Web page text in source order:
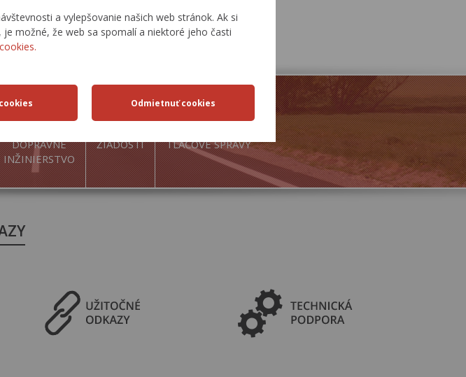
a vylepšovanie našich web stránok. Ak si
možné, že web sa spomalí a niektoré jeho časti
1 2 3 4 5 6 7 8 9 10 ...
DOPRAVNÉ
INŽINIERSTVO
ŽIADOSTI TLAČOVÉ SPRÁVY